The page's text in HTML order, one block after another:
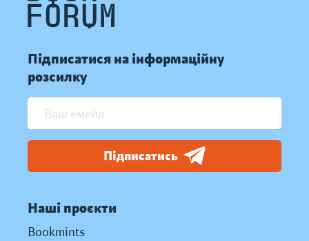
Підписатися на інформаційну
розсилку
Підписатись
Наші проєкти
Bookmints